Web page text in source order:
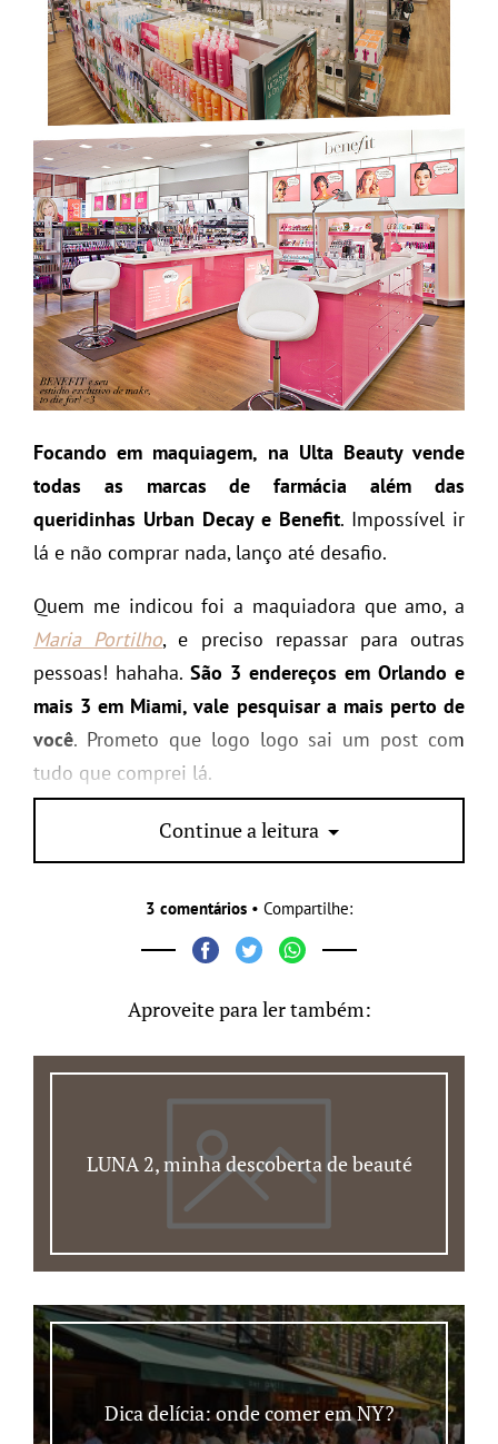
Focando em maquiagem, na Ulta Beautyvende
todas as marcas de farmácia além das
queridinhas Urban Decay e Benefit. Impossível ir
lá e não comprar nada, lanço até desafio.
Quem me indicou foi a maquiadora que amo, a
Maria Portilho, e preciso repassar para outras
pessoas! hahaha. São 3 endereços em Orlando e
mais 3 em Miami, vale pesquisar a mais perto de
você. Prometo que logo logo sai um post com
tudo que comprei lá.
Continue a leitura
3 comentários • Compartilhe:
Aproveite para ler também:
LUNA 2, minha descoberta de beauté
Dica delícia: onde comer em NY?